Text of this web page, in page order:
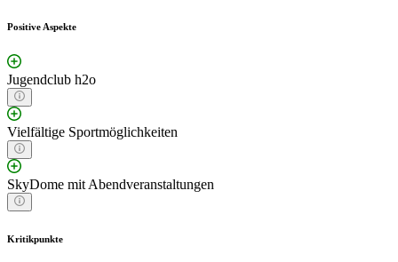
Positive Aspekte
Jugendclub h2o
Vielfältige Sportmöglichkeiten
SkyDome mit Abendveranstaltungen
Kritikpunkte